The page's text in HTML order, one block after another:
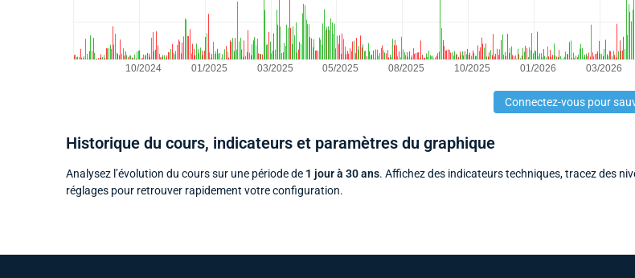
Connectez-vous pour
Historique du cours, indicateurs et paramètres du graphique
Analysez l’évolution du cours sur une période de 1 jour à 30 ans. Affichez des indicateurs techniques, tracez des
réglages pour retrouver rapidement votre configuration.